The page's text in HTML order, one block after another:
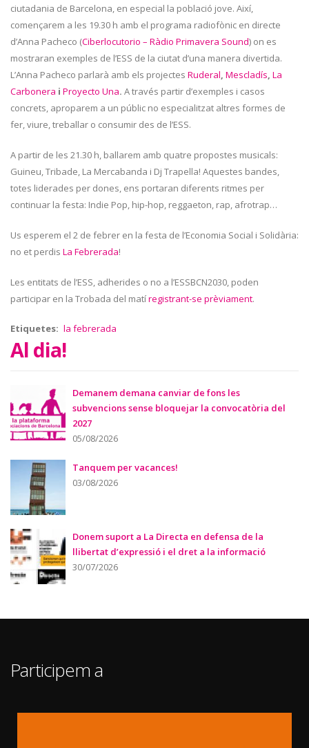
ciutadania de Barcelona, en especial la població jove. Així,
començarem a les 19.30 h amb el programa radiofònic en directe
d’Anna Pacheco (Ciberlocutorio – Ràdio Primavera Sound) on es
mostraran exemples de l’ESS de la ciutat d’una manera divertida.
L’Anna Pacheco parlarà amb els projectes Ruderal, Mescladís, La
Carbonera i Proyecto Una. A través partir d’exemples i casos
concrets, aproparem a un públic no especialitzat altres formes de
fer, viure, treballar o consumir des de l’ESS.
A partir de les 21.30 h, ballarem amb quatre propostes musicals:
Guineu, Tribade, La Mercabanda i Dj Trapella! Aquestes bandes,
totes liderades per dones, ens portaran diferents ritmes per
continuar la festa: Indie Pop, hip-hop, reggaeton, rap, afrotrap…
Us esperem el 2 de febrer en la festa de l’Economia Social i Solidària:
no et perdis La Febrerada!
Les entitats de l’ESS, adherides o no a l’ESSBCN2030, poden
participar en la Trobada del matíregistrant-se prèviament.
Etiquetes la febrerada
Al dia!
Demanem demana canviar de fons les
subvencions sense bloquejar la convocatòria del
2027
05/08/2026
Tanquem per vacances!
03/08/2026
Donem suport a La Directa en defensa de la
llibertat d’expressió i el dret a la informació
30/07/2026
Participem a